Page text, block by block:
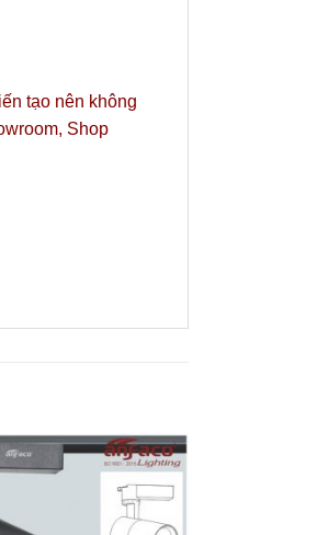
tạo nên không
Shop